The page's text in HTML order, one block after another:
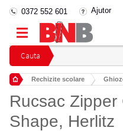
Cauta
0372 552 601 Ajutor
Rechizite scolare
Rucsac
Shape, Herlitz